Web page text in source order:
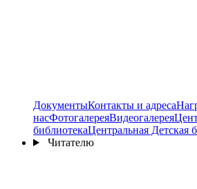
ДокументыКонтакты и адреса
насФотогалереяВидеогалерея
библиотекаЦентральная Детская
Читателю